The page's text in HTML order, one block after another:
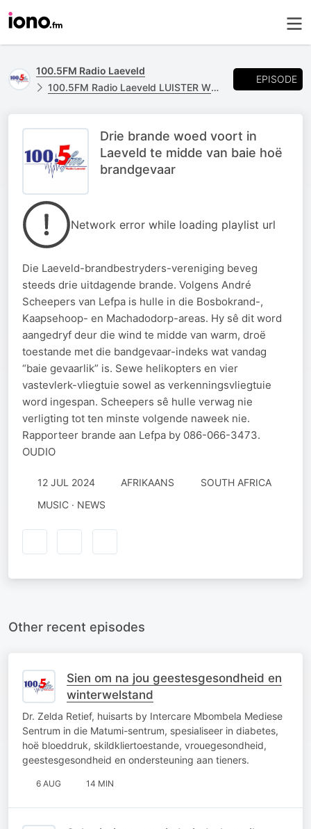
100.5FM Radio Laeveld
100.5FM Radio Laeveld LUISTER WEER
EPISODE
Drie brande woed voort in
Laeveld te midde van baie hoë
brandgevaar
Network error while loading playlist url
Die Laeveld-brandbestryders-vereniging beveg
steeds drie uitdagende brande. Volgens André
Scheepers van Lefpa is hulle in die Bosbokrand-,
Kaapsehoop- en Machadodorp-areas. Hy sê dit word
aangedryf deur die wind te midde van warm, droë
toestande met die bandgevaar-indeks wat vandag
“baie gevaarlik” is. Sewe helikopters en vier
vastevlerk-vliegtuie sowel as verkenningsvliegtuie
word ingespan. Scheepers sê hulle verwag nie
verligting tot ten minste volgende naweek nie.
Rapporteer brande aan Lefpa by 086-066-3473.
OUDIO
12 JUL 2024 AFRIKAANS
SOUTH AFRICA
MUSIC · NEWS
Other recent episodes
Sien om na jou geestesgesondheid en
winterwelstand
Dr. Zelda Retief, huisarts by Intercare Mbombela Mediese
Sentrum in die Matumi-sentrum, spesialiseer in diabetes,
hoë bloeddruk, skildkliertoestande, vrouegesondheid,
geestesgesondheid en ondersteuning aan tieners.
6 AUG 14 MIN